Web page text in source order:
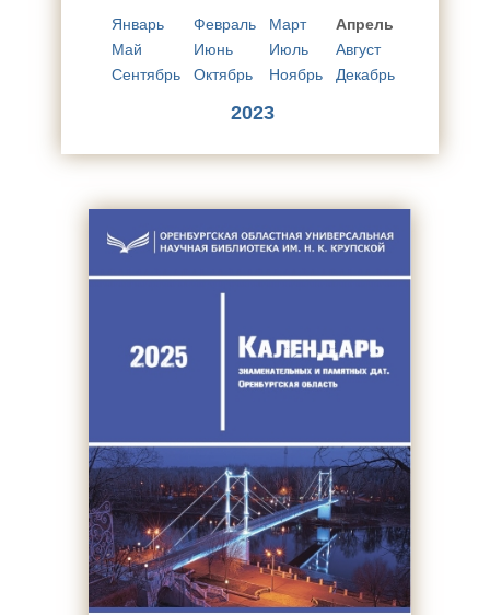
Январь Февраль Март
Апрель
Май
Июнь Июль
Август
Сентябрь
Октябрь Ноябрь Декабрь
2023